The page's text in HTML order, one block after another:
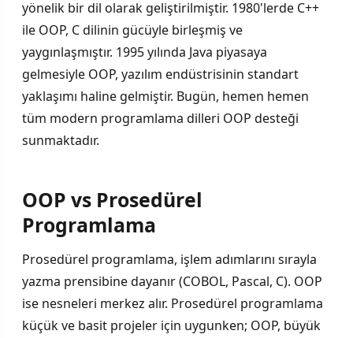
yönelik bir dil olarak geliştirilmiştir. 1980'lerde C++
ile OOP, C dilinin gücüyle birleşmiş ve
yaygınlaşmıştır. 1995 yılında Java piyasaya
gelmesiyle OOP, yazılım endüstrisinin standart
yaklaşımı haline gelmiştir. Bugün, hemen hemen
tüm modern programlama dilleri OOP desteği
sunmaktadır.
OOP vs Prosedürel
Programlama
Prosedürel programlama, işlem adımlarını sırayla
yazma prensibine dayanır (COBOL, Pascal, C). OOP
ise nesneleri merkez alır. Prosedürel programlama
küçük ve basit projeler için uygunken; OOP, büyük